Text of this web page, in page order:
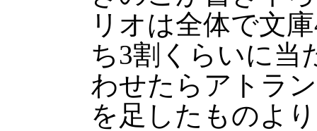
リオは全体で文
ち3割くらいに当
わせたらアトラ
を足したものよ